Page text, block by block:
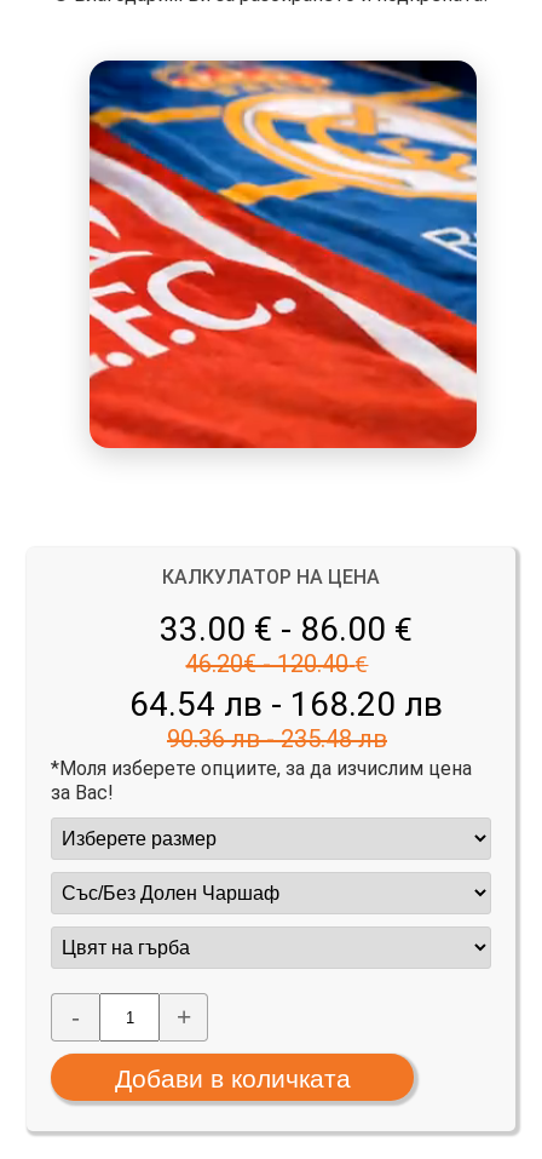
КАЛКУЛАТОР НА ЦЕНА
33.00 € - 86.00 €
46.20€ - 120.40 €
64.54 лв - 168.20 лв
90.36 лв - 235.48 лв
*Моля изберете опциите, за да изчислим цена
за Вас!
- +